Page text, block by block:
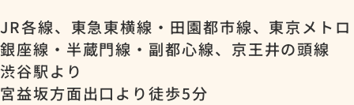
JR各線、東急東横線・田園都市線、東京メトロ
銀座線・半蔵門線・副都心線、京王井の頭線
渋谷駅より
宮益坂方面出口より徒歩5分